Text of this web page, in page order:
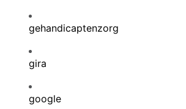
gehandicaptenzorg
gira
google